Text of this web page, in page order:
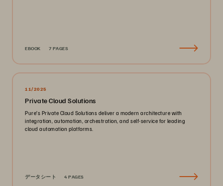
EBOOK 7 PAGES
11/2025
Private Cloud Solutions
Pure’s Private Cloud Solutions deliver a modern architecture with
integration, automation, orchestration, and self-service for leading
cloud automation platforms.
データシート 4 PAGES